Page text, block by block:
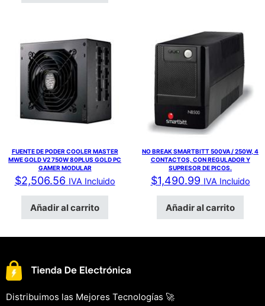
FUENTE DE PODER COOLER MASTER
MWE GOLD V2 750W 80PLUS GOLD PC
GAMER MODULAR
$2,506.56 IVA Incluido
Añadir al carrito
NO BREAK SMARTBITT 500VA / 250W, 4
CONTACTOS, CON REGULADOR Y
SUPRESOR DE PICOS.
$1,490.99 IVA Incluido
Añadir al carrito
Distribuimos las Mejores Tecnologías 🚀